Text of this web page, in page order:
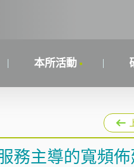
本所活動
務主導的寬頻佈